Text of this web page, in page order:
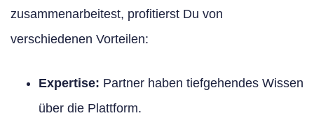
zusammenarbeitest, profitierst Du von
verschiedenen Vorteilen:
Expertise: Partner haben tiefgehendes Wissen
über die Plattform.